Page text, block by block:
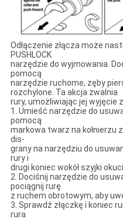
Odłączenie złącza może
PUSHLOCK
narzędzie do wyjmowania.
pomocą
narzędzie ruchome, zęby
rozchylone. Ta akcja zwalnia
rury, umożliwiając jej wyjęcie
1. Umieść narzędzie do
pomocą
markowa twarz na kołnierzu
dis-
grany na narzędziu do
rury i
drugi koniec wokół szyjki
2. Dociśnij narzędzie do
pociągnij rurę
z ruchem obrotowym, aby
3. Sprawdź złączkę i koniec
rura